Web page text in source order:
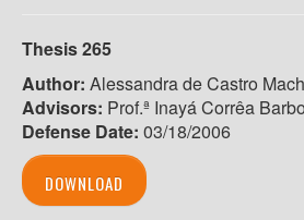
Thesis 265
Author: Alessandra de Castro
Advisors: Prof.ª Inayá Corrêa
Defense Date: 03/18/2006
DOWNLOAD